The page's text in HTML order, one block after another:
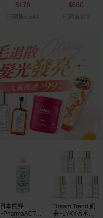
$179
已銷售6,643
$690
已銷售373
日本熊野
~PharmaACT無
Dream Trend 凱
夢~LYKY香水護